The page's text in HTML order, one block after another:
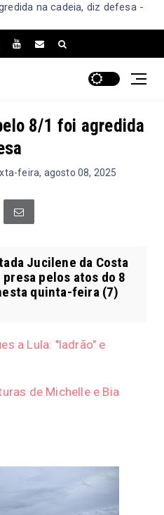
na cadeia, diz defesa -
8/1 foi agredida
feira, agosto 08, 2025
Jucilene da Costa
pelos atos do 8
quinta-feira (7)
a Lula: "ladrão" e
de Michelle e Bia